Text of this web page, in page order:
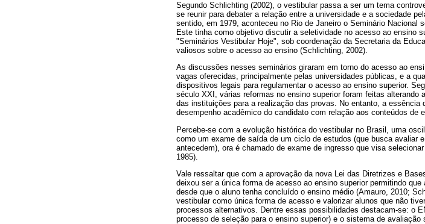
Segundo Schlichting (2002), o vestibular passa a ser um tema
se reunir para debater a relação entre a universidade e a sociedade
sentido, em 1979, aconteceu no Rio de Janeiro o Seminário Nacional
Este tinha como objetivo discutir a seletividade no acesso ao ensino
"Seminários Vestibular Hoje", sob coordenação da Secretaria da
valiosos sobre o acesso ao ensino (Schlichting, 2002).
As discussões nesses seminários giraram em torno do acesso ao
vagas oferecidas, principalmente pelas universidades públicas, e a
dispositivos legais para regulamentar o acesso ao ensino superior.
século XXI, várias reformas no ensino superior foram feitas
das instituições para a realização das provas. No entanto, a
desempenho acadêmico do candidato com relação aos conteúdos
Percebe-se com a evolução histórica do vestibular no Brasil, uma
como um exame de saída de um ciclo de estudos (que busca avaliar
antecedem), ora é chamado de exame de ingresso que visa
1985).
Vale ressaltar que com a aprovação da nova Lei das Diretrizes e
deixou ser a única forma de acesso ao ensino superior permitindo
desde que o aluno tenha concluído o ensino médio (Amauro, 2010;
vestibular como única forma de acesso e valorizar alunos que não
processos alternativos. Dentre essas possibilidades destacam-se: o
processo de seleção para o ensino superior) e o sistema de avaliação